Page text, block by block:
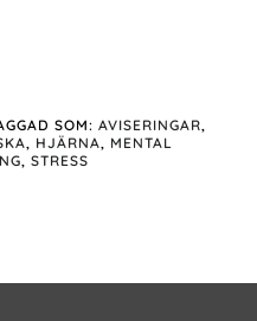
SOM: AVISERINGAR,
, HJÄRNA, MENTAL
, STRESS